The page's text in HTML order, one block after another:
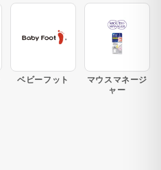
ベビーフット
マウスマネージ
ャー